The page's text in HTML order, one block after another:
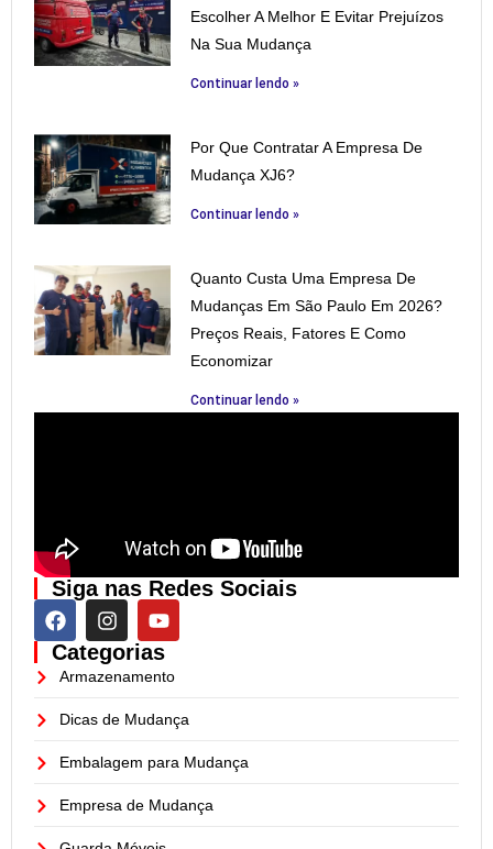
Escolher A Melhor E Evitar Prejuízos
Na Sua Mudança
Continuar lendo »
Por Que Contratar A Empresa De
Mudança XJ6?
Continuar lendo »
Quanto Custa Uma Empresa De
Mudanças Em São Paulo Em 2026?
Preços Reais, Fatores E Como
Economizar
Continuar lendo »
Siga nas Redes Sociais
Categorias
Armazenamento
Dicas de Mudança
Embalagem para Mudança
Empresa de Mudança